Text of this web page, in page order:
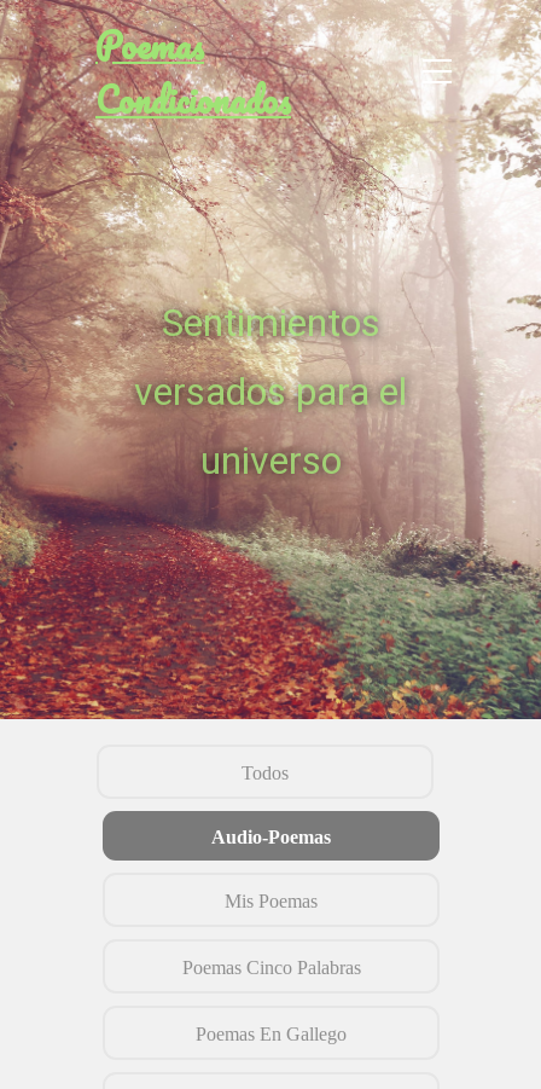
Poemas
Condicionados
Sentimientos
versados para el
universo
Todos
Audio-Poemas
Mis Poemas
Poemas Cinco Palabras
Poemas En Gallego